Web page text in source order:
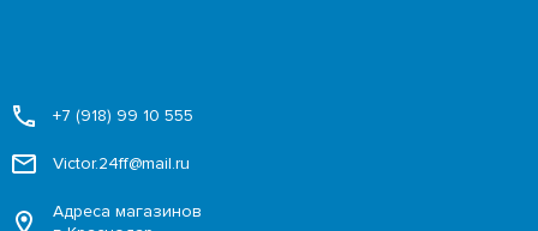
+7 (918) 99 10 555
Victor.24ff@mail.ru
Адреса магазинов